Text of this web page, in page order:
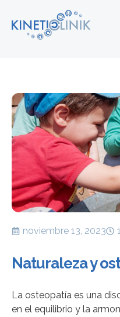
noviembre 13, 2023
Naturaleza y
La osteopatía es una
en el equilibrio y la